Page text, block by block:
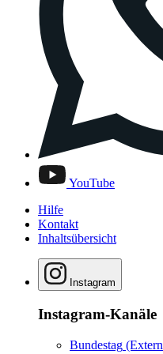
YouTube
Hilfe
Kontakt
Inhaltsübersicht
Instagram
Instagram-Kanäle
Bundestag